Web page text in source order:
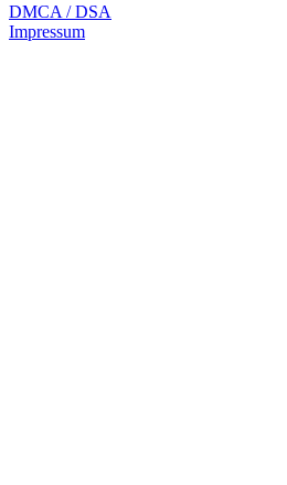
DMCA / DSA
Impressum